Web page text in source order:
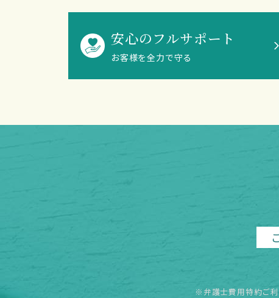
安心のフルサポート
お客様を全力で守る
※弁護士費用特約ご